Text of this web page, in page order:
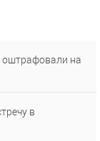
оштрафовали на
в